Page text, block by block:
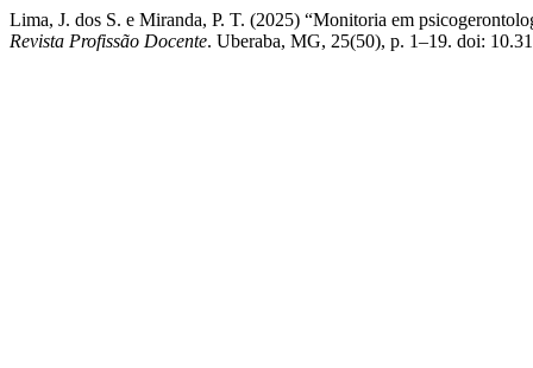
Lima, J. dos S. e Miranda, P. T. (2025) “Monitoria em
Revista Profissão Docente. Uberaba, MG, 25(50), p. 1–19. doi: